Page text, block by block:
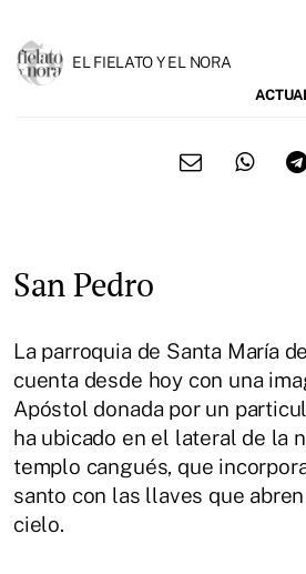
EL FIELATO Y EL NORA
San Pedro
La parroquia de Santa María
cuenta desde hoy con una
Apóstol donada por un
ha ubicado en el lateral de la
templo cangués, que
santo con las llaves que
cielo.